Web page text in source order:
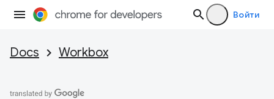
Войти
Docs Workbox